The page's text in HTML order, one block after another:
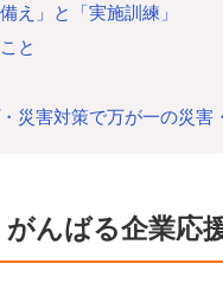
え」と「実施訓練」
と
災害対策で万が一の災害
がんばる企業